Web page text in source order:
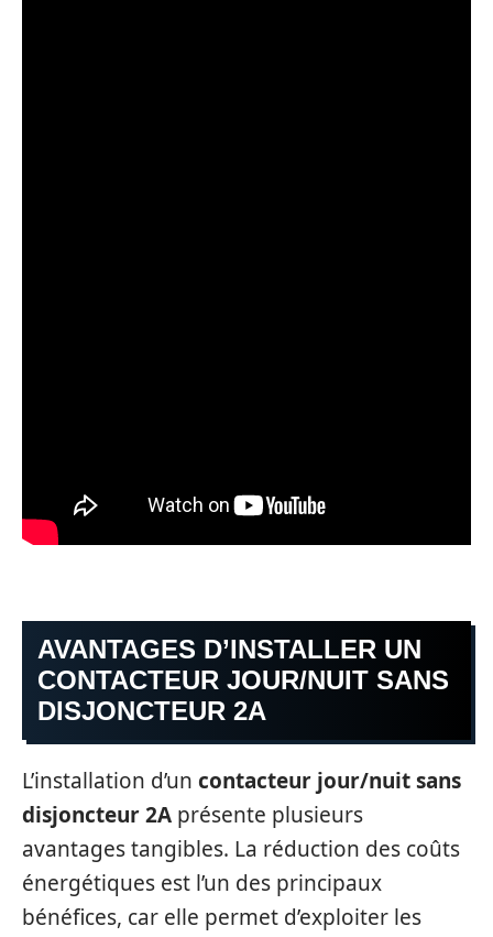
AVANTAGES D’INSTALLER UN
CONTACTEUR JOUR/NUIT SANS
DISJONCTEUR 2A
L’installation d’un contacteur jour/nuit sans
disjoncteur 2A présente plusieurs
avantages tangibles. La réduction des coûts
énergétiques est l’un des principaux
bénéfices, car elle permet d’exploiter les